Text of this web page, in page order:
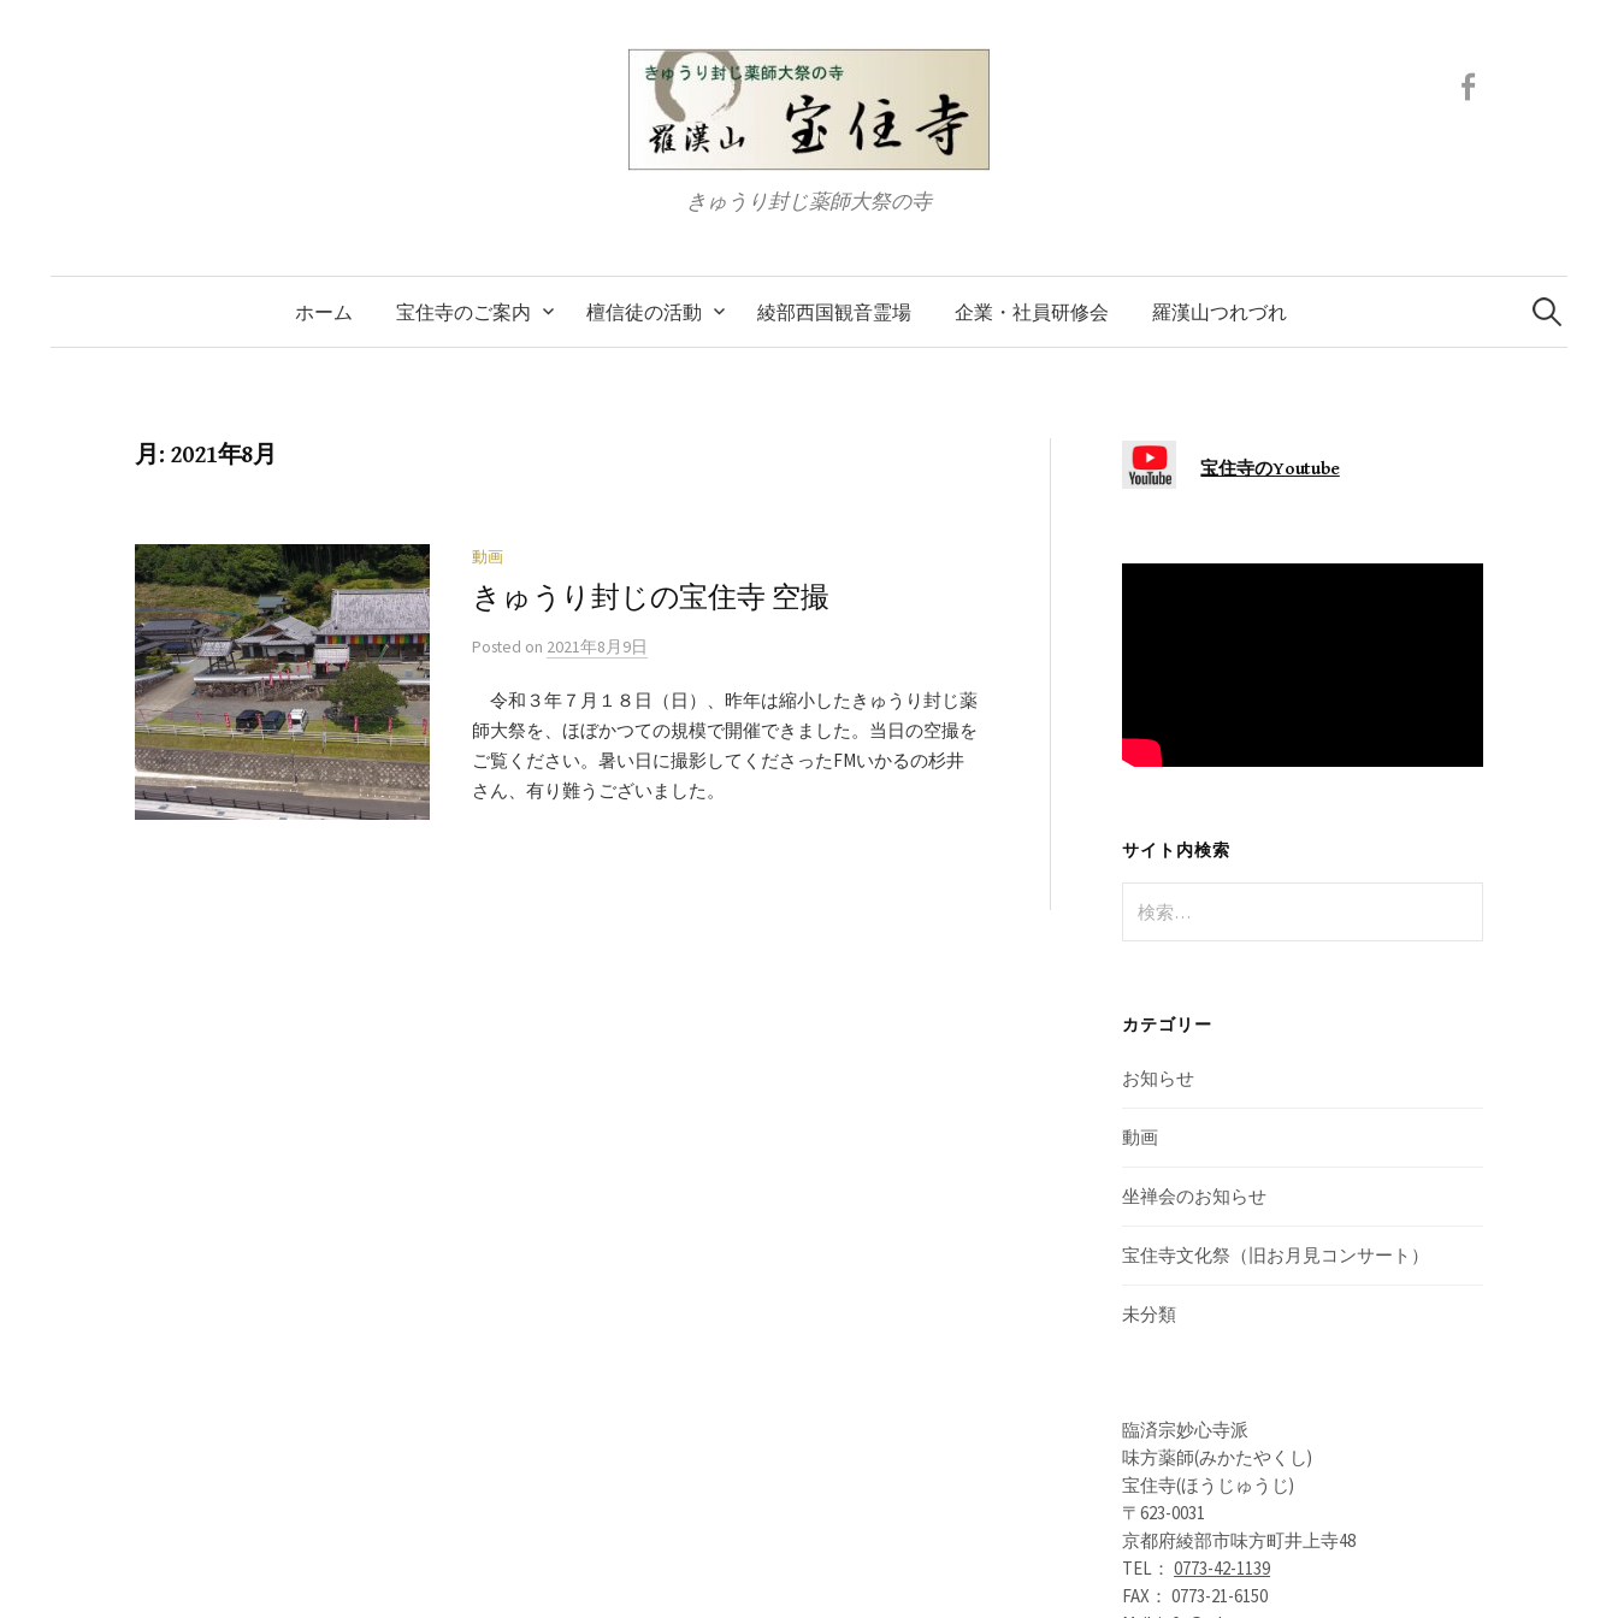
ッ
きゅうり封じ薬師大祭の寺
ホーム 宝住寺のご案内 檀信徒の活動 綾部西国観音霊場 企業・社員研修会 羅漢山つれづれ
検
索:
月: 2021年8月
動画
きゅうり封じの宝住寺 空撮
Posted on 2021年8月9日
令和３年７月１８日（日）、昨年は縮小したきゅうり封じ薬
師大祭を、ほぼかつての規模で開催できました。当日の空撮を
ご覧ください。暑い日に撮影してくださったFMいかるの杉井
さん、有り難うございました。
宝住寺のYoutube
サイト内検索
索:
カテゴリー
お知らせ
動画
坐禅会のお知らせ
宝住寺文化祭（旧お月見コンサート）
未分類
臨済宗妙心寺派
味方薬師(みかたやくし)
宝住寺(ほうじゅうじ)
〒623-0031
京都府綾部市味方町井上寺48
TEL：0773-42-1139
FAX： 0773-21-6150